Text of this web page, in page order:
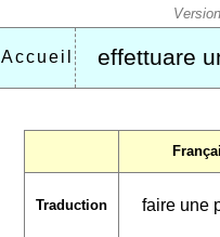
Accueil effettuare
Traduction faire une